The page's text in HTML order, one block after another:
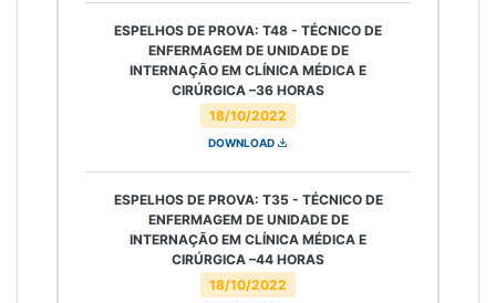
18/10/2022
ESPELHOS DE PROVA: T48 - TÉCNICO DE
ENFERMAGEM DE UNIDADE DE
INTERNAÇÃO EM CLÍNICA MÉDICA E
CIRÚRGICA –36 HORAS
DOWNLOAD
18/10/2022
ESPELHOS DE PROVA: T35 - TÉCNICO DE
ENFERMAGEM DE UNIDADE DE
INTERNAÇÃO EM CLÍNICA MÉDICA E
CIRÚRGICA –44 HORAS